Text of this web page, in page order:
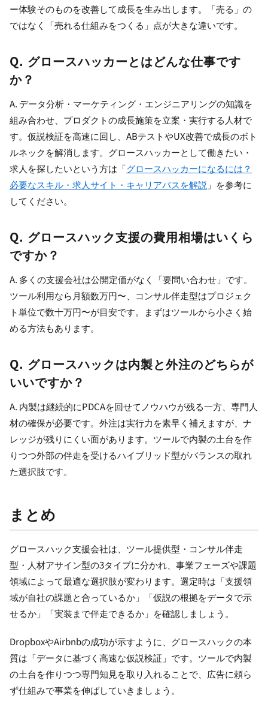
ー体験そのものを改善して成長を生み出します。「売る」の
ではなく「売れる仕組みをつくる」点が大きな違いです。
Q. グロースハッカーとはどんな仕事です
か？
A. データ分析・マーケティング・エンジニアリングの知識を
組み合わせ、プロダクトの成長施策を立案・実行する人材で
す。仮説検証を高速に回し、ABテストやUX改善で成長のボト
ルネックを解消します。グロースハッカーとして働きたい・
求人を探したいという方は「グロースハッカーになるには？
必要なスキル・求人サイト・キャリアパスを解説 」を参考に
してください。
Q. グロースハック支援の費用相場はいくら
ですか？
A. 多くの支援会社は公開定価がなく「要問い合わせ」です。
ツール利用なら月額数万円〜、コンサル伴走型はプロジェク
ト単位で数十万円〜が目安です。まずはツールから小さく始
める方法もあります。
Q. グロースハックは内製と外注のどちらが
いいですか？
A. 内製は継続的にPDCAを回せてノウハウが残る一方、専門人
材の確保が必要です。外注は実行力を素早く補えますが、ナ
レッジが残りにくい面があります。ツールで内製の土台を作
りつつ外部の伴走を受けるハイブリッド型がバランスの取れ
た選択肢です。
まとめ
グロースハック支援会社は、ツール提供型・コンサル伴走
型・人材アサイン型の3タイプに分かれ、事業フェーズや課題
領域によって最適な選択肢が変わります。選定時は「支援領
域が自社の課題と合っているか」「仮説の根拠をデータで示
せるか」「実装まで伴走できるか」を確認しましょう。
DropboxやAirbnbの成功が示すように、グロースハックの本
質は「データに基づく高速な仮説検証」です。ツールで内製
の土台を作りつつ専門知見を取り入れることで、広告に頼ら
ず仕組みで事業を伸ばしていきましょう。